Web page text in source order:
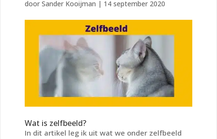
door Sander Kooijman | 14 september 2020
Wat is zelfbeeld?
In dit artikel leg ik uit wat we onder zelfbeeld